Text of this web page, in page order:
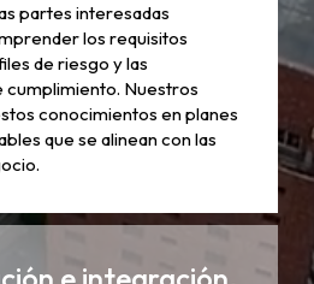
partes interesadas
los requisitos
de riesgo y las
cumplimiento. Nuestros
conocimientos en planes
que se alinean con las